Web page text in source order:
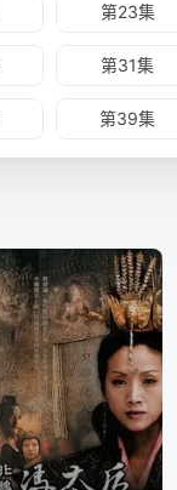
第23集
第31集
第39集